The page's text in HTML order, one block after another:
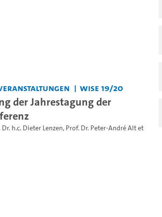
WiSe 19/20
der Jahrestagung der
Dr. h.c. Dieter Lenzen, Prof. Dr. Peter-André Altet